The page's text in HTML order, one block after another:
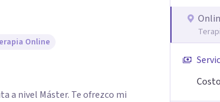
Online
a nivel Máster. Te ofrezco mi